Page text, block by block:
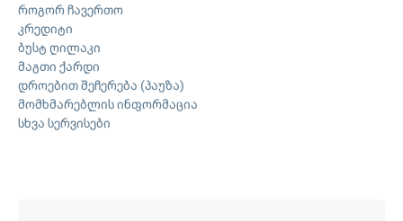
როგორ ჩავერთო
კრედიტი
ბუსტ ღილაკი
მაგთი ქარდი
დროებით შეჩერება (პაუზა)
მომხმარებლის ინფორმაცია
სხვა სერვისები